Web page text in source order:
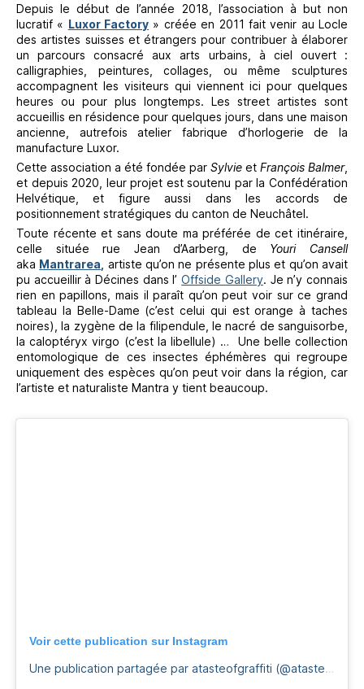
Depuis le début de l’année 2018, l’association à but non
lucratif « Luxor Factory » créée en 2011 fait venir au Locle
des artistes suisses et étrangers pour contribuer à élaborer
un parcours consacré aux arts urbains, à ciel ouvert :
calligraphies, peintures, collages, ou même sculptures
accompagnent les visiteurs qui viennent ici pour quelques
heures ou pour plus longtemps. Les street artistes sont
accueillis en résidence pour quelques jours, dans une maison
ancienne, autrefois atelier fabrique d’horlogerie de la
manufacture Luxor.
Cette association a été fondée par Sylvie et François Balmer,
et depuis 2020, leur projet est soutenu par la Confédération
Helvétique, et figure aussi dans les accords de
positionnement stratégiques du canton de Neuchâtel.
Toute récente et sans doute ma préférée de cet itinéraire,
celle située rue Jean d’Aarberg, de Youri Cansell
aka Mantrarea , artiste qu’on ne présente plus et qu’on avait
pu accueillir à Décines dans l’Offside Gallery. Je n’y connais
rien en papillons, mais il paraît qu’on peut voir sur ce grand
tableau la Belle-Dame (c’est celui qui est orange à taches
noires), la zygène de la filipendule, le nacré de sanguisorbe,
la caloptéryx virgo (c’est la libellule) … Une belle collection
entomologique de ces insectes éphémères qui regroupe
uniquement des espèces qu’on peut voir dans la région, car
l’artiste et naturaliste Mantra y tient beaucoup.
Voir cette publication sur Instagram
Une publication partagée par atasteofgraffiti (@atasteofgraffiti)